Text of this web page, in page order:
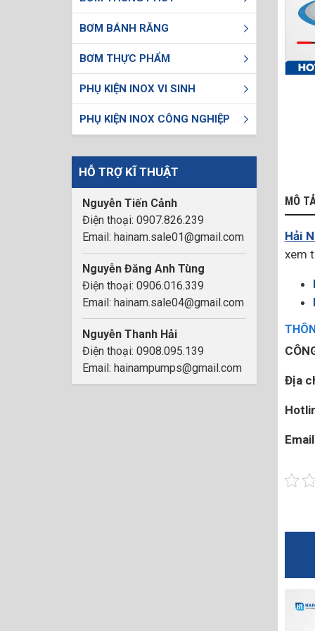
BƠM BÁNH RĂNG
BƠM THỰC PHẨM
PHỤ KIỆN INOX VI SINH
PHỤ KIỆN INOX CÔNG NGHIỆP
HỖ TRỢ KĨ THUẬT
Nguyễn Tiến Cảnh
Điện thoại: 0907.826.239
Email: hainam.sale01@gmail.com
Nguyễn Đăng Anh Tùng
Điện thoại: 0906.016.339
Email: hainam.sale04@gmail.com
Nguyễn Thanh Hải
Điện thoại: 0908.095.139
Email: hainampumps@gmail.com
MÔ
Hải
xem
Địa